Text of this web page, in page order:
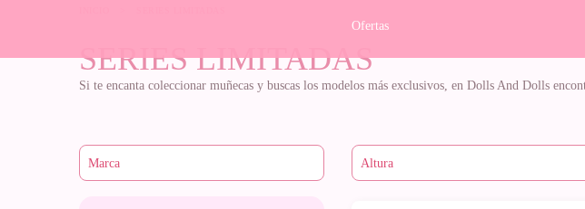
Ofertas
SERIES LIMITADAS
Si te encanta coleccionar muñecas y buscas los modelos más exclusivos, en Dolls And Dolls